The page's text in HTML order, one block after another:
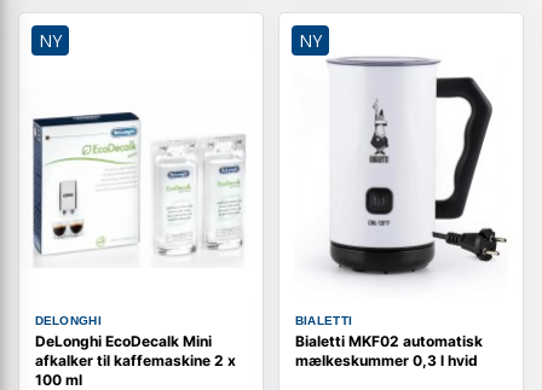
NY
DELONGHI
DeLonghi EcoDecalk Mini
afkalker til kaffemaskine 2 x
100 ml
NY
BIALETTI
Bialetti MKF02 automatisk
mælkeskummer 0,3 l hvid